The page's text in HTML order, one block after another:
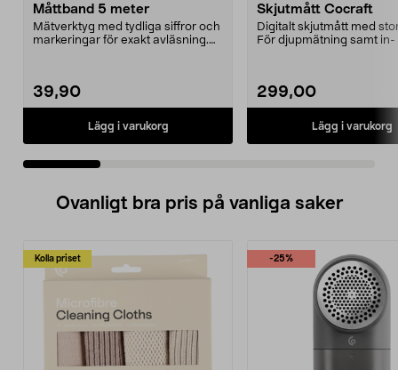
Måttband 5 meter
Mätverktyg med tydliga siffror och
markeringar för exakt avläsning.
39,90
Lägg i varukorg
Skjutmått Cocraft
Digitalt skjutmått med
För djupmätning samt in-
299,00
Lägg i varukorg
Ovanligt bra pris på vanliga saker
Kolla priset -25%